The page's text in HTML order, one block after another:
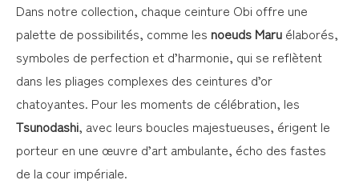
Dans notre collection, chaque ceinture Obi offre une
palette de possibilités, comme les noeuds Maru élaborés,
symboles de perfection et d’harmonie, qui se reflètent
dans les pliages complexes des ceintures d’or
chatoyantes. Pour les moments de célébration, les
Tsunodashi, avec leurs boucles majestueuses, érigent le
porteur en une œuvre d’art ambulante, écho des fastes
de la cour impériale.